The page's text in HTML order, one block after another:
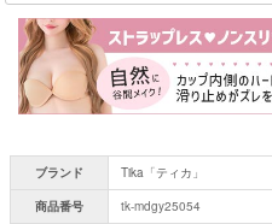
ブランド
Tika「ティカ」
商品番号
tk-mdgy25054